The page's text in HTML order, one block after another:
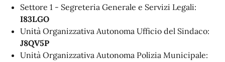
Settore 1 - Segreteria Generale e Servizi Legali:
I83LGO
Unità Organizzativa Autonoma Ufficio del Sindaco:
J8QV5P
Unità Organizzativa Autonoma Polizia Municipale: